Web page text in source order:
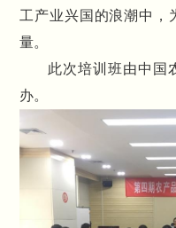
工产业兴国的浪潮中，
量。
此次培训班由中国
办。